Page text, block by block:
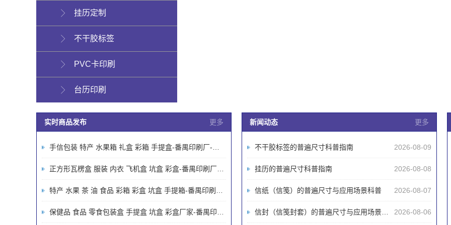
挂历定制
不干胶标签
PVC卡印刷
台历印刷
实时商品发布 更多 新闻动态 更多
2026-08-09
不干胶标签的普遍尺寸科普指南
2026-08-08
挂历的普遍尺寸科普指南
2026-08-07
信纸（信笺）的普遍尺寸与应用场景科普
2026-08-06
信封（信笺封套）的普遍尺寸与应用场景科普